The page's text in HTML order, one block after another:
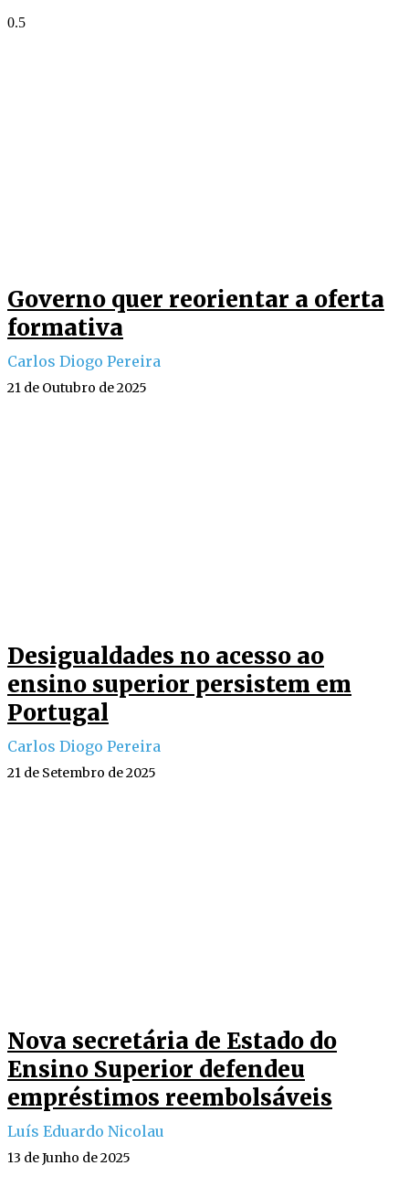
Governo quer reorientar a oferta
formativa
Carlos Diogo Pereira
21 de Outubro de 2025
Desigualdades no acesso ao
ensino superior persistem em
Portugal
Carlos Diogo Pereira
21 de Setembro de 2025
Nova secretária de Estado do
Ensino Superior defendeu
empréstimos reembolsáveis
Luís Eduardo Nicolau
13 de Junho de 2025